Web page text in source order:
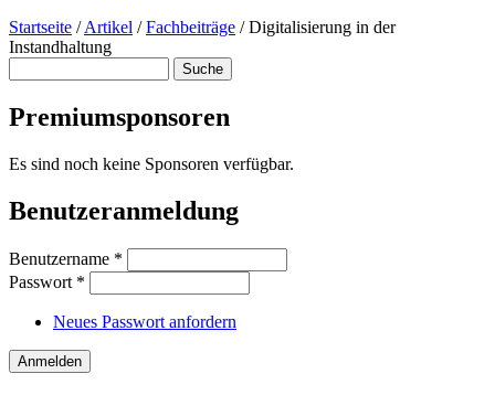
Startseite /Artikel /Fachbeiträge /Digitalisierung in der
Instandhaltung
Premiumsponsoren
Es sind noch keine Sponsoren verfügbar.
Benutzeranmeldung
Benutzername *
Passwort *
Neues Passwort anfordern